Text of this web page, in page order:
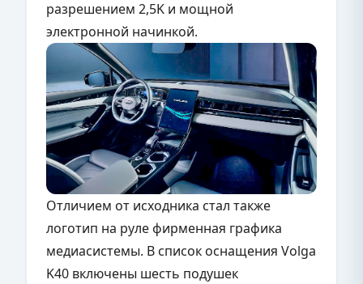
разрешением 2,5K и мощной
электронной начинкой.
Отличием от исходника стал также
логотип на руле фирменная графика
медиасистемы. В список оснащения Volga
K40 включены шесть подушек